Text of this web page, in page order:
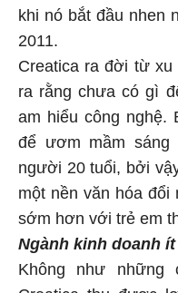
khi nó bắt đầu nhen
2011.
Creatica ra đời từ
ra rằng chưa có gì
am hiểu công nghệ.
để ươm mầm sáng
người 20 tuổi, bởi
một nền văn hóa
sớm hơn với trẻ em
Ngành kinh doanh
Không như những